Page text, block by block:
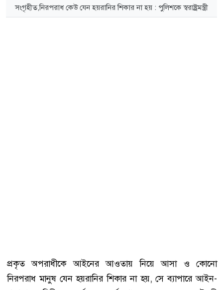
সংগৃহীত,নিরপরাধ কেউ যেন হয়রানির শিকার না হয় : পুলিশকে স্বরাষ্ট্রমন্ত্রী
প্রকৃত অপরাধীকে আইনের আওতায় নিয়ে আসা ও কোনো
নিরপরাধ মানুষ যেন হয়রানির শিকার না হয়, সে ব্যাপারে আইন-